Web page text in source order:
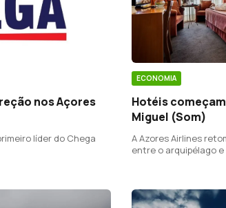
nos Açores
líder do Chega
ECONOMIA
Hotéis
Miguel (Som)
A Azores Airlines
entre o arquipélago